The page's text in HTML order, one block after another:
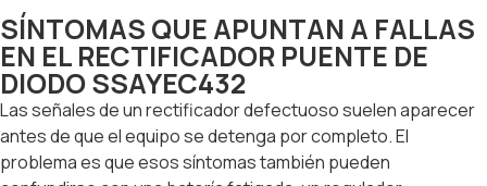
SÍNTOMAS QUE APUNTAN A FALLAS
EN EL RECTIFICADOR PUENTE DE
DIODO SSAYEC432
Las señales de un rectificador defectuoso suelen aparecer
antes de que el equipo se detenga por completo. El
problema es que esos síntomas también pueden